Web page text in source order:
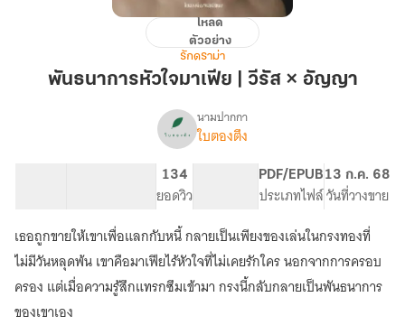
พันธนาการ
มาเฟีย
โหลด
ตัวอย่าง
รักดราม่า
พันธนาการหัวใจมาเฟีย | วีรัส × อัญญา
เรื่อง
รัส
×
อัญ
ญา
นามปากกา
ใบตองตึง
134
ยอดวิว
PDF/EPUB
ประเภทไฟล์
13 ก.ค. 68
วันที่วางขาย
เธอถูกขายให้เขาเพื่อแลกกับหนี้ กลายเป็นเพียงของเล่นในกรงทองที่
ไม่มีวันหลุดพ้น เขาคือมาเฟียไร้หัวใจที่ไม่เคยรักใคร นอกจากการครอบ
ครอง แต่เมื่อความรู้สึกแทรกซึมเข้ามา กรงนี้กลับกลายเป็นพันธนาการ
ของเขาเอง